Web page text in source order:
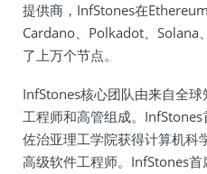
提供商，InfStones在
Cardano、Polkadot、Solana
了上万个节点。
InfStones核心团队由来自全
工程师和高管组成。
佐治亚理工学院获得计算机科
高级软件工程师。InfStones